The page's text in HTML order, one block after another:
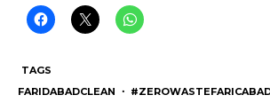
TAGS
FARIDABADCLEAN ・